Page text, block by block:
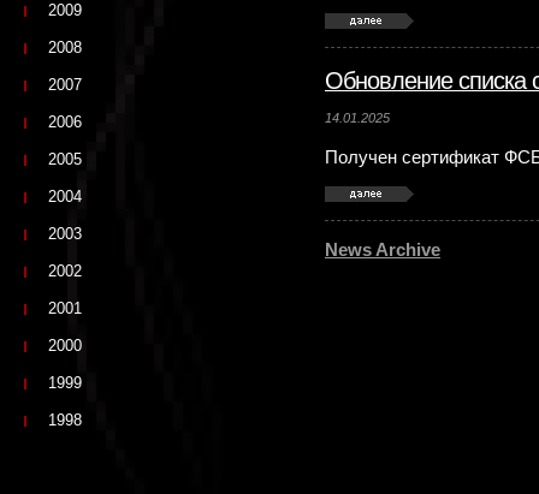
Обновление списка
14.01.2025
Получен сертификат
News Archive
2009
2008
2007
2006
2005
2004
2003
2002
2001
2000
1999
1998